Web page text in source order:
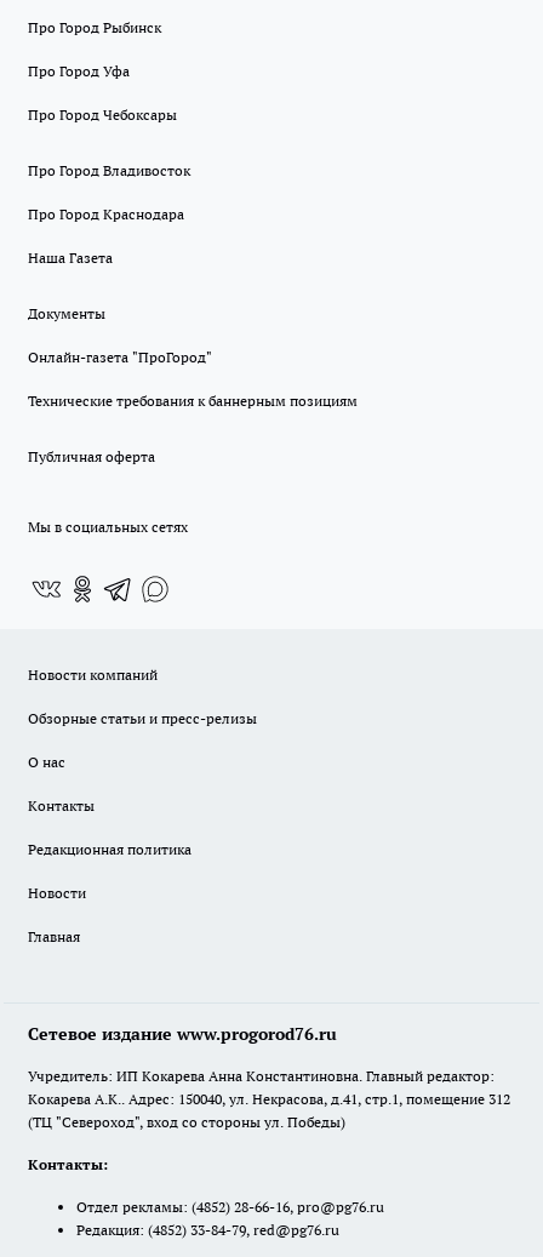
Про Город Рыбинск
Про Город Уфа
Про Город Чебоксары
Про Город Владивосток
Про Город Краснодара
Наша Газета
Документы
Онлайн-газета "ПроГород"
Технические требования к баннерным позициям
Публичная оферта
Мы в социальных сетях
Новости компаний
Обзорные статьи и пресс-релизы
О нас
Контакты
Редакционная политика
Новости
Главная
Сетевое издание www.progorod76.ru
Учредитель: ИП Кокарева Анна Константиновна. Главный редактор:
Кокарева А.К.. Адрес: 150040, ул. Некрасова, д.41, стр.1, помещение 312
(ТЦ "Североход", вход со стороны ул. Победы)
Контакты:
Отдел рекламы: (4852) 28-66-16, pro@pg76.ru
Редакция: (4852) 33-84-79, red@pg76.ru